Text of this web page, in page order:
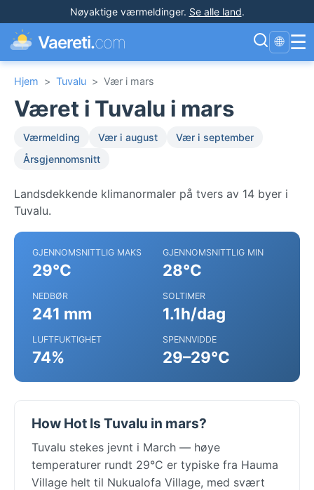
Nøyaktige værmeldinger. Se alle land.
Vaereti.com 🌐 ☰
Hjem > Tuvalu > Vær i mars
Været i Tuvalu i mars
Værmelding Vær i august
Vær i september
Årsgjennomsnitt
Landsdekkende klimanormaler på tvers av 14 byer i
Tuvalu.
GJENNOMSNITTLIG MAKS
29°C
GJENNOMSNITTLIG MIN
28°C
NEDBØR
241 mm
SOLTIMER
1.1h/dag
LUFTFUKTIGHET
74%
SPENNVIDDE
29–29°C
How Hot Is Tuvalu in mars?
Tuvalu stekes jevnt i March — høye
temperaturer rundt 29°C er typiske fra Hauma
Village helt til Nukualofa Village, med svært